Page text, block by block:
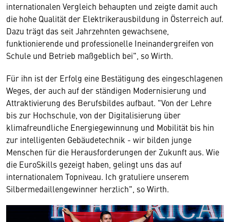
internationalen Vergleich behaupten und zeigte damit auch
die hohe Qualität der Elektrikerausbildung in Österreich auf.
Dazu trägt das seit Jahrzehnten gewachsene,
funktionierende und professionelle Ineinandergreifen von
Schule und Betrieb maßgeblich bei", so Wirth.
Für ihn ist der Erfolg eine Bestätigung des eingeschlagenen
Weges, der auch auf der ständigen Modernisierung und
Attraktivierung des Berufsbildes aufbaut. "Von der Lehre
bis zur Hochschule, von der Digitalisierung über
klimafreundliche Energiegewinnung und Mobilität bis hin
zur intelligenten Gebäudetechnik - wir bilden junge
Menschen für die Herausforderungen der Zukunft aus. Wie
die EuroSkills gezeigt haben, gelingt uns das auf
internationalem Topniveau. Ich gratuliere unserem
Silbermedaillengewinner herzlich", so Wirth.